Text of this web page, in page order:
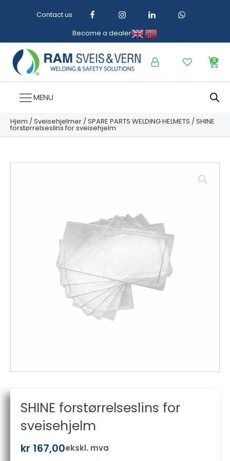
Contact us
Become a dealer
0
MENU
Hjem /Sveisehjelmer /SPARE PARTS WELDING HELMETS / SHINE
forstørrelseslins for sveisehjelm
SHINE forstørrelseslins for
sveisehjelm
kr 167,00ekskl. mva